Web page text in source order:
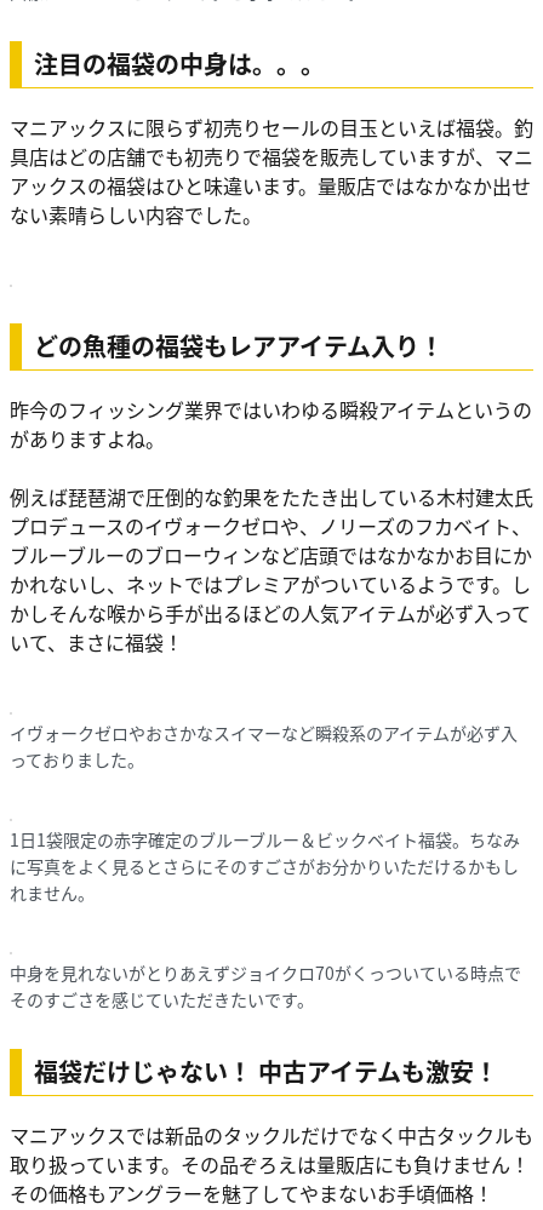
注目の福袋の中身は。。。
マニアックスに限らず初売りセールの目玉といえば福袋。釣
具店はどの店舗でも初売りで福袋を販売していますが、マニ
アックスの福袋はひと味違います。量販店ではなかなか出せ
ない素晴らしい内容でした。
どの魚種の福袋もレアアイテム入り！
昨今のフィッシング業界ではいわゆる瞬殺アイテムというの
がありますよね。
例えば琵琶湖で圧倒的な釣果をたたき出している木村建太氏
プロデュースのイヴォークゼロや、ノリーズのフカベイト、
ブルーブルーのブローウィンなど店頭ではなかなかお目にか
かれないし、ネットではプレミアがついているようです。し
かしそんな喉から手が出るほどの人気アイテムが必ず入って
いて、まさに福袋！
イヴォークゼロやおさかなスイマーなど瞬殺系のアイテムが必ず入
っておりました。
1日1袋限定の赤字確定のブルーブルー＆ビックベイト福袋。ちなみ
に写真をよく見るとさらにそのすごさがお分かりいただけるかもし
れません。
中身を見れないがとりあえずジョイクロ70がくっついている時点で
そのすごさを感じていただきたいです。
福袋だけじゃない！ 中古アイテムも激安！
マニアックスでは新品のタックルだけでなく中古タックルも
取り扱っています。その品ぞろえは量販店にも負けません！
その価格もアングラーを魅了してやまないお手頃価格！